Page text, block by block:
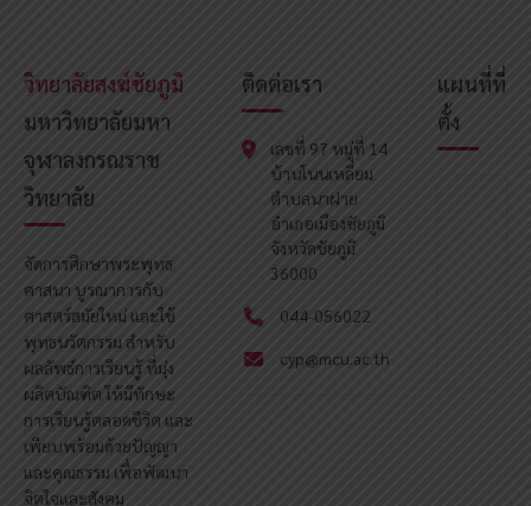
วิทยาลัยสงฆ์ชัยภูมิ
มหาวิทยาลัยมหา
จุฬาลงกรณราช
วิทยาลัย
จัดการศึกษาพระพุทธ
ศาสนา บูรณาการกับ
ศาสตร์สมัยใหม่ และใช้
พุทธนวัตกรรม สำหรับ
ผลลัพธ์การเรียนรู้ ที่มุ่ง
ผลิตบัณฑิต ให้มีทักษะ
การเรียนรู้ตลอดชีวิต และ
เพียบพร้อมด้วยปัญญา
และคุณธรรม เพื่อพัฒนา
จิตใจและสังคม
ติดต่อเรา
เลขที่ 97 หมู่ที่ 14
บ้านโนนเหลี่ยม
ตำบลนาฝาย
อำเภอเมืองชัยภูมิ
จังหวัดชัยภูมิ
36000
044-056022
cyp@mcu.ac.th
แผนที่ที่
ตั้ง